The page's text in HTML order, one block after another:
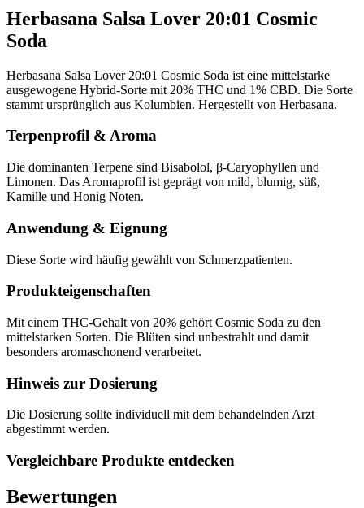
Herbasana Salsa Lover 20:01 Cosmic
Soda
Herbasana Salsa Lover 20:01 Cosmic Soda ist eine mittelstarke
ausgewogene Hybrid-Sorte mit 20% THC und 1% CBD. Die Sorte
stammt ursprünglich aus Kolumbien. Hergestellt von Herbasana.
Terpenprofil & Aroma
Die dominanten Terpene sind Bisabolol, β-Caryophyllen und
Limonen. Das Aromaprofil ist geprägt von mild, blumig, süß,
Kamille und Honig Noten.
Anwendung & Eignung
Diese Sorte wird häufig gewählt von Schmerzpatienten.
Produkteigenschaften
Mit einem THC-Gehalt von 20% gehört Cosmic Soda zu den
mittelstarken Sorten. Die Blüten sind unbestrahlt und damit
besonders aromaschonend verarbeitet.
Hinweis zur Dosierung
Die Dosierung sollte individuell mit dem behandelnden Arzt
abgestimmt werden.
Vergleichbare Produkte entdecken
Bewertungen